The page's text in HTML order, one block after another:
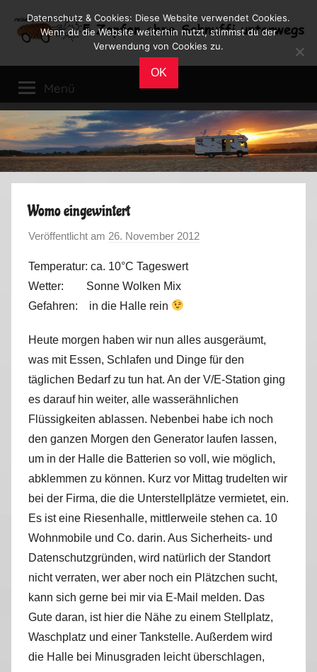
Inhalt
Reiseblog
Leben
im
Wohnmobil
Menü
Womo eingewintert
Veröffentlicht am 26. November 2012
k
u
s
Temperatur: ca. 10°C Tageswert
Wetter: Sonne Wolken Mix
Gefahren: in die Halle rein
Heute morgen haben wir nun alles ausgeräumt,
was mit Essen, Schlafen und Dinge für den
täglichen Bedarf zu tun hat. An der V/E-Station ging
es darauf hin weiter, alle wasserähnlichen
Flüssigkeiten ablassen. Nebenbei habe ich noch
den ganzen Morgen den Generator laufen lassen,
um in der Halle die Batterien so voll, wie möglich,
abklemmen zu können. Kurz vor Mittag trudelten wir
bei der Firma, die die Unterstellplätze vermietet, ein.
Es ist eine Riesenhalle, mittlerweile stehen ca. 10
Wohnmobile und Co. darin. Aus Sicherheits- und
Datenschutzgründen, wird natürlich der Standort
nicht verraten, wer aber noch ein Plätzchen sucht,
kann sich gerne bei mir via E-Mail melden. Das
Gute daran, ist hier die Nähe zu einem Stellplatz,
Waschplatz und einer Tankstelle. Außerdem wird
die Halle bei Minusgraden leicht überschlagen,
Datenschutz & Cookies: Diese Website verwendet Cookies.
Wenn du die Website weiterhin nutzt, stimmst du der
Verwendung von Cookies zu.
OK